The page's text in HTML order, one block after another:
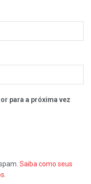
para a próxima vez
Saiba como seus